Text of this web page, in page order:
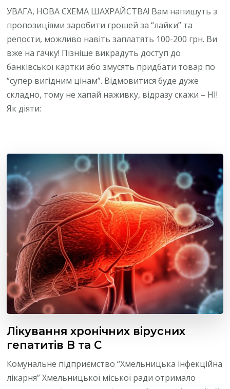
УВАГА, НОВА СХЕМА ШАХРАЙСТВА! Вам напишуть з
пропозиціями заробити грошей за “лайки” та
репости, можливо навіть заплатять 100-200 грн. Ви
вже на гачку! Пізніше викрадуть доступ до
банківської картки або змусять придбати товар по
“супер вигідним цінам”. Відмовитися буде дуже
складно, тому не хапай наживку, відразу скажи – НІ!
Як діяти:
Лікування хронічних вірусних
гепатитів B та C
Комунальне підприємство “Хмельницька інфекційна
лікарня” Хмельницької міської ради отримало